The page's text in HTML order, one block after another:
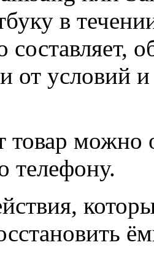
в
составляет,
от условий
товар можно
телефону.